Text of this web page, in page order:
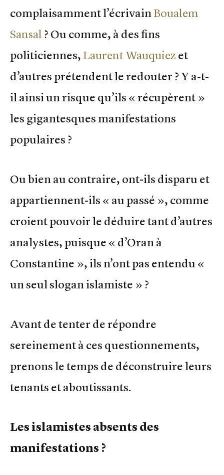
complaisamment l’écrivain Boualem
Sansal ? Ou comme, à des fins
politiciennes, Laurent Wauquiez et
d’autres prétendent le redouter ? Y a-t-
il ainsi un risque qu’ils « récupèrent »
les gigantesques manifestations
populaires ?
Ou bien au contraire, ont-ils disparu et
appartiennent-ils « au passé », comme
croient pouvoir le déduire tant d’autres
analystes, puisque « d’Oran à
Constantine », ils n’ont pas entendu «
un seul slogan islamiste » ?
Avant de tenter de répondre
sereinement à ces questionnements,
prenons le temps de déconstruire leurs
tenants et aboutissants.
Les islamistes absents des
manifestations ?